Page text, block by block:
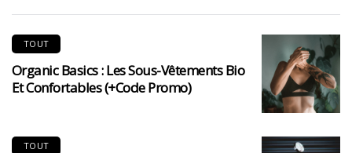
TOUT
Organic Basics : Les Sous-Vêtements Bio
Et Confortables (+code Promo)
TOUT